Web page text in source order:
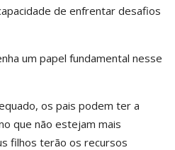
de enfrentar desafios
um papel fundamental nesse
os pais podem ter a
que não estejam mais
filhos terão os recursos